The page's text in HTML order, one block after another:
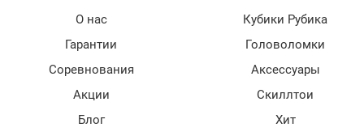
О нас
Гарантии
Соревнования
Акции
Блог
Кубики Рубика
Головоломки
Аксессуары
Скиллтои
Хит